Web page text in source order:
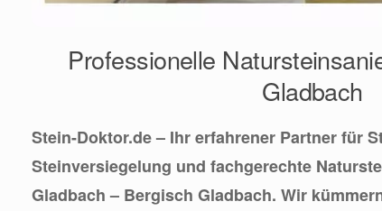
Professionelle
Gladbach
Stein-Doktor.de – Ihr erfahrener Partner für
Steinversiegelung und fachgerechte
Gladbach – Bergisch Gladbach. Wir